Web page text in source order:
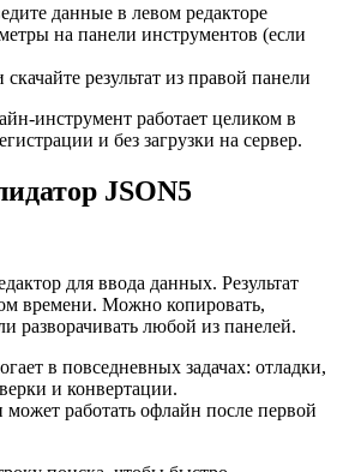
данные в левом редакторе
на панели инструментов (если
результат из правой панели
работает целиком в
и без загрузки на сервер.
JSON5
для ввода данных. Результат
времени. Можно копировать,
разворачивать любой из панелей.
в повседневных задачах: отладки,
и конвертации.
работать офлайн после первой